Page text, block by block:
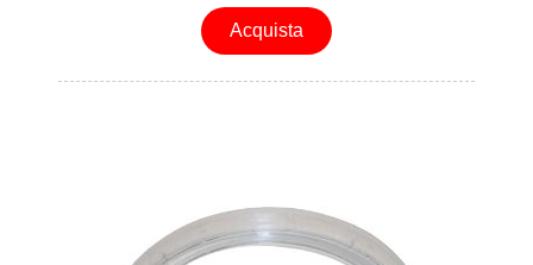
Acquista